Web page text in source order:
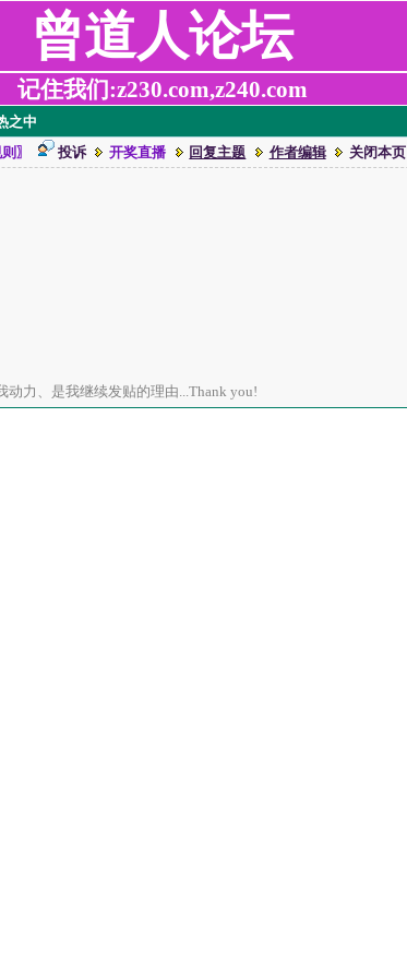
曾道人论坛
记住我们:z230.com,z240.com
之中
〗 投诉 开奖直播 回复主题 作者编辑 关闭本页
力、是我继续发贴的理由...Thank you!